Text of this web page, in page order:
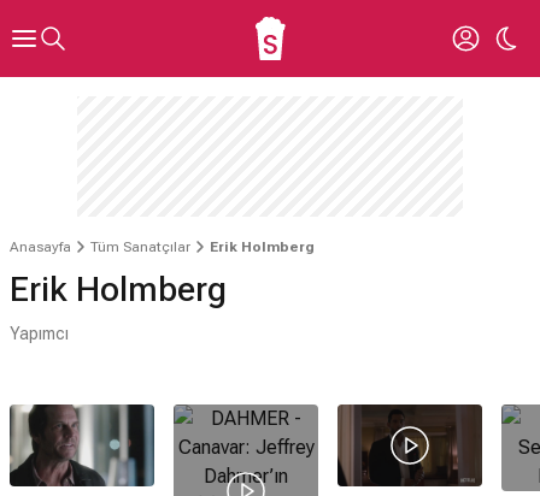
Anasayfa Tüm Sanatçılar Erik Holmberg
Erik Holmberg
Yapımcı